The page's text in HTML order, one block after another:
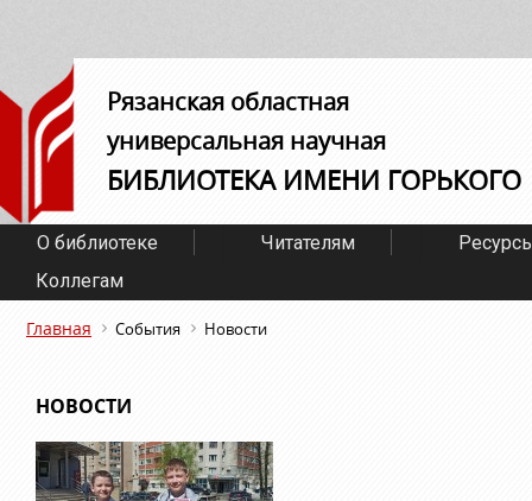
Рязанская областная
универсальная научная
БИБЛИОТЕКА ИМЕНИ ГОРЬКОГО
О библиотеке Читателям
Коллегам
Главная События Новости
НОВОСТИ